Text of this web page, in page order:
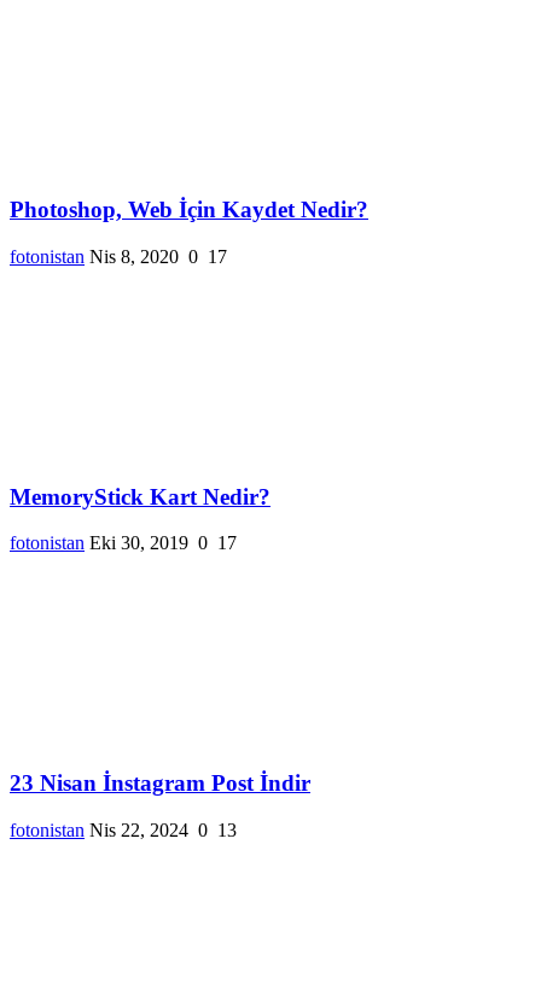
Photoshop, Web İçin Kaydet Nedir?
fotonistan Nis 8, 2020 0 17
MemoryStick Kart Nedir?
fotonistan Eki 30, 2019 0 17
23 Nisan İnstagram Post İndir
fotonistan Nis 22, 2024 0 13